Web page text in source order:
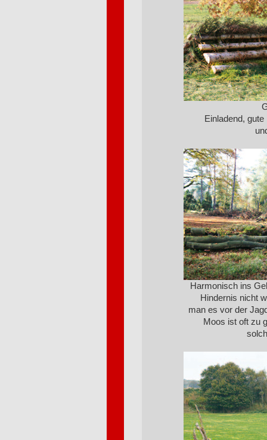
Einladend,
Harmonisch ins
Hindernis nicht
man es vor der
Moos ist oft zu